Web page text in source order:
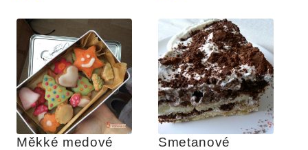
Měkké medové
Smetanové